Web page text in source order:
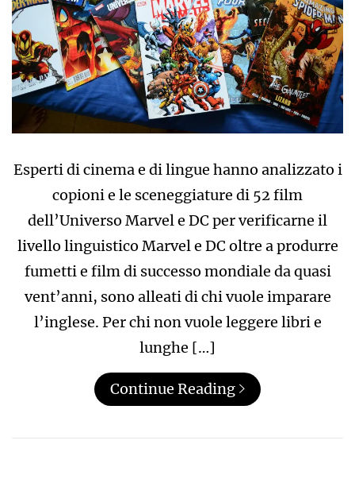
Esperti di cinema e di lingue hanno analizzato i
copioni e le sceneggiature di 52 film
dell’Universo Marvel e DC per verificarne il
livello linguistico Marvel e DC oltre a produrre
fumetti e film di successo mondiale da quasi
vent’anni, sono alleati di chi vuole imparare
l’inglese. Per chi non vuole leggere libri e
lunghe […]
Continue Reading